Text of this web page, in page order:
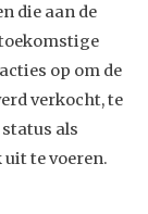
die aan de
op om de
verkocht, te
als
te voeren.